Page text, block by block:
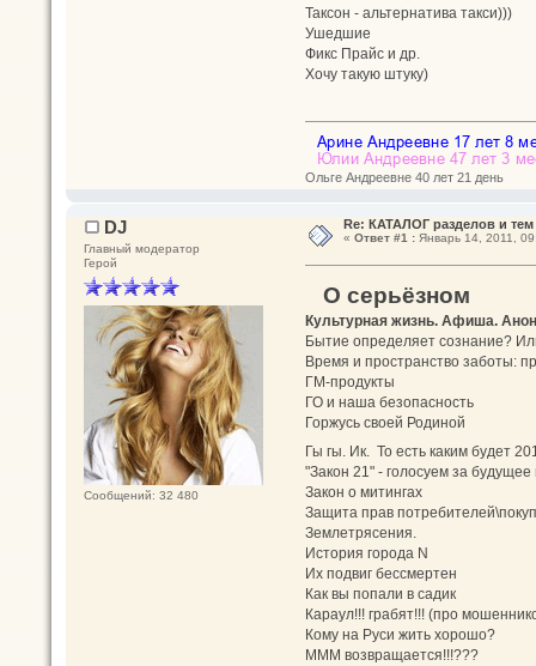
Таксон - альтернатива такси)))
Ушедшие
Фикс Прайс и др.
Хочу такую штуку)
Ольге Андреевне 40 лет 21 день
DJ
Главный модератор
Герой
Сообщений: 32 480
Re: КАТАЛОГ разделов и тем
« Ответ #1 :Январь 14, 2011,
О серьёзном
Культурная жизнь. Афиша.
Бытие определяет сознание?
Время и пространство заботы:
ГМ-продукты
ГО и наша безопасность
Горжусь своей Родиной
Гы гы. Ик. То есть каким будет
"Закон 21" - голосуем за
Закон о митингах
Защита прав
Землетрясения.
История города N
Их подвиг бессмертен
Как вы попали в садик
Караул!!! грабят!!! (про
Кому на Руси жить хорошо?
МММ возвращается!!!???